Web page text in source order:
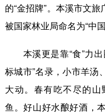
的“金招牌”。本溪市文
被国家林业局命名为“中国
本溪更是靠“食”力出
标城市”名录，小市羊汤
大动。春有吃不尽的
鱼。好山好水酿好酒，